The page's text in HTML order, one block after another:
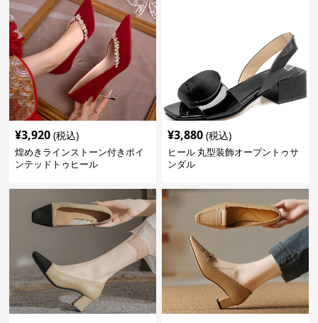
¥3,920 (税込)
煌めきラインストーン付きポイ
ンテッドトゥヒール
¥3,880 (税込)
ヒール 丸型装飾オープントゥサ
ンダル